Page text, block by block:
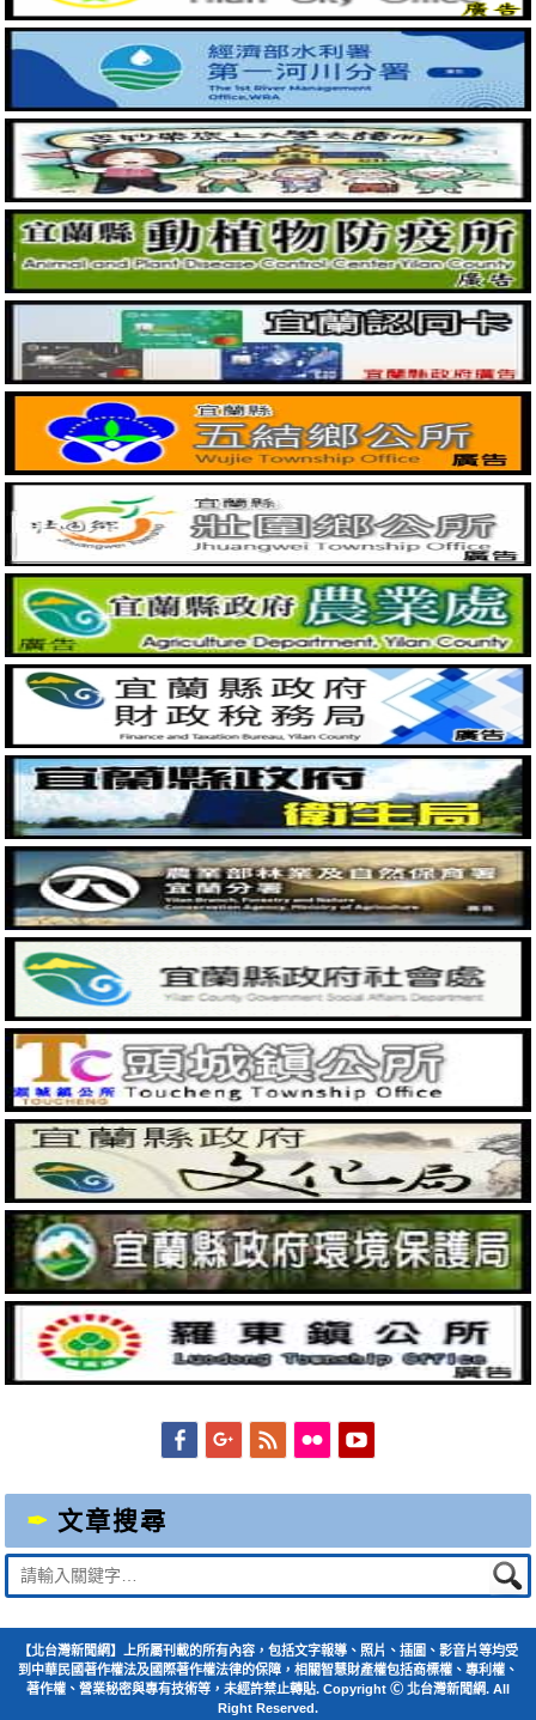
FacebookGoogleplus
Feed Flickr
文章搜尋
Suche
nach:
【北台灣新聞網】上所屬刊載的所有內容，包括文字報導、照片、插圖、影音片等均受
到中華民國著作權法及國際著作權法律的保障，相關智慧財產權包括商標權、專利權、
著作權、營業秘密與專有技術等，未經許禁止轉貼. Copyright Ⓒ 北台灣新聞網. All
Right Reserved.